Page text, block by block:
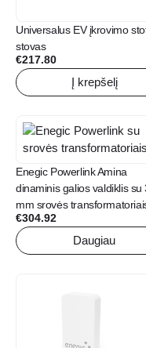
Universalus EV įkrovimo
stovas
€217.80
Į krepšelį
Enegic Powerlink Amina
dinaminis galios valdiklis su
mm srovės
€304.92
Daugiau